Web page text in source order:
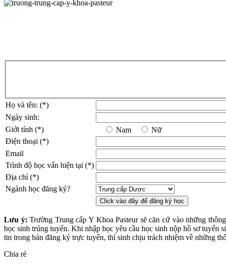
Họ và tên: (*)
Ngày sinh:
Giới tính (*)
Nam
Nữ
Điện thoại (*)
Email
Trình độ học vấn hiện tại (*)
Địa chỉ (*)
Ngành học đăng ký?
Lưu ý: Trường Trung cấp Y Khoa Pasteur sẽ căn cứ vào những
học sinh trúng tuyển. Khi nhập học yêu cầu học sinh nộp hồ sơ tuyển
tin trong bản đăng ký trực tuyến, thí sinh chịu trách nhiệm về những
Chia rẻ